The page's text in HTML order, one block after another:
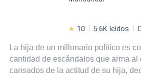
intrigas de una mujer despechada y
10 5.6K leídos
La hija de un millonario político es
cantidad de escándalos que arma al
cansados de la actitud de su hija,